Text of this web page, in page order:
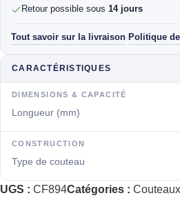
Retour possible sous 14 jours
Tout savoir sur la livraison· Politique
CARACTÉRISTIQUES
DIMENSIONS & CAPACITÉ
Longueur (mm)
CONSTRUCTION
Type de couteau
UGS : CF894Catégories :